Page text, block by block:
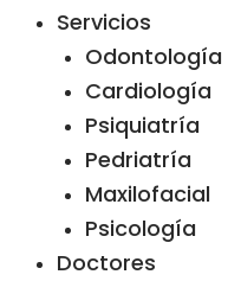
Servicios
Odontología
Cardiología
Psiquiatría
Pedriatría
Maxilofacial
Psicología
Doctores